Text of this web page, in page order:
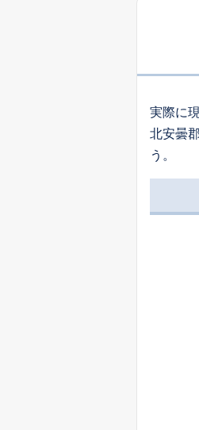
実際に
北安曇
う。